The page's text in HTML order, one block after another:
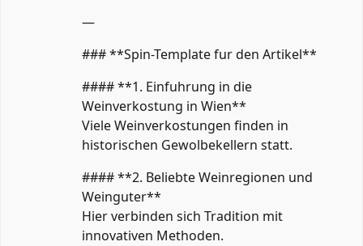
—
### **Spin-Template fur den Artikel**
#### **1. Einfuhrung in die
Weinverkostung in Wien**
Viele Weinverkostungen finden in
historischen Gewolbekellern statt.
#### **2. Beliebte Weinregionen und
Weinguter**
Hier verbinden sich Tradition mit
innovativen Methoden.